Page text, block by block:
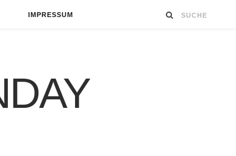
IMPRESSUM